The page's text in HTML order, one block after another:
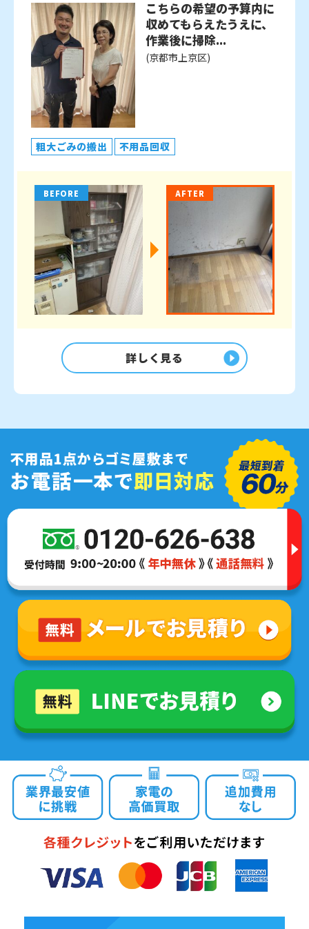
こちらの希望の予算内に
収めてもらえたうえに、
作業後に掃除...
(京都市上京区)
粗大ごみの搬出 不用品回収
BEFORE AFTER
詳しく見る